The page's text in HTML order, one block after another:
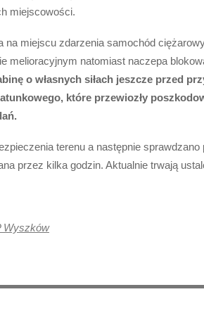
miejscowości.
na miejscu zdarzenia samochód
melioracyjnym natomiast naczepa
o własnych siłach jeszcze przed
które przewiozły
terenu a następnie
przez kilka godzin. Aktualnie trwają
Wyszków